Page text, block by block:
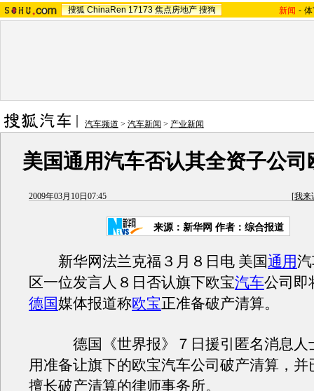
搜狐 ChinaRen 17173 焦点房地产 搜狗 新闻 -
汽车频道 > 汽车新闻 > 产业新闻
美国通用汽车否认其全资子公司
2009年03月10日07:45 [我来
来源：新华网 作者：综合报道
新华网法兰克福３月８日电 美国通用
区一位发言人８日否认旗下欧宝汽车公司即
德国媒体报道称欧宝正准备破产清算。
德国《世界报》７日援引匿名消息人
用准备让旗下的欧宝汽车公司破产清算，并
擅长破产清算的律师事务所。